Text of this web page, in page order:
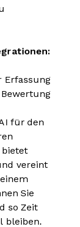
Erfassung
für den
bietet
vereint
Sie
so Zeit
bleiben.